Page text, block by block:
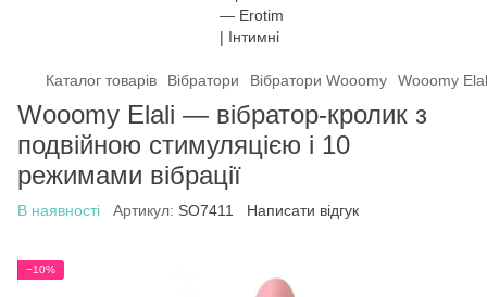
Каталог товарів Вібратори Вібратори Wooomy Wooomy
Wooomy Elali — вібратор-кролик з
подвійною стимуляцією і 10
режимами вібрації
В наявності Артикул: SO7411 Написати відгук
−10%